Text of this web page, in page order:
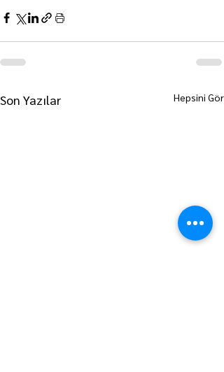
Son Yazılar Hepsini Gör